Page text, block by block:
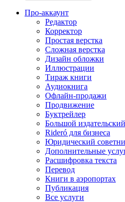
Про-аккаунт
Редактор
Корректор
Простая верстка
Сложная верстка
Дизайн обложки
Иллюстрации
Тираж книги
Аудиокнига
Офлайн-продажи
Продвижение
Буктрейлер
Большой
Rideró для бизнеса
Юридический
Дополнительные
Расшифровка текста
Перевод
Книги в аэропортах
Публикация
Все услуги